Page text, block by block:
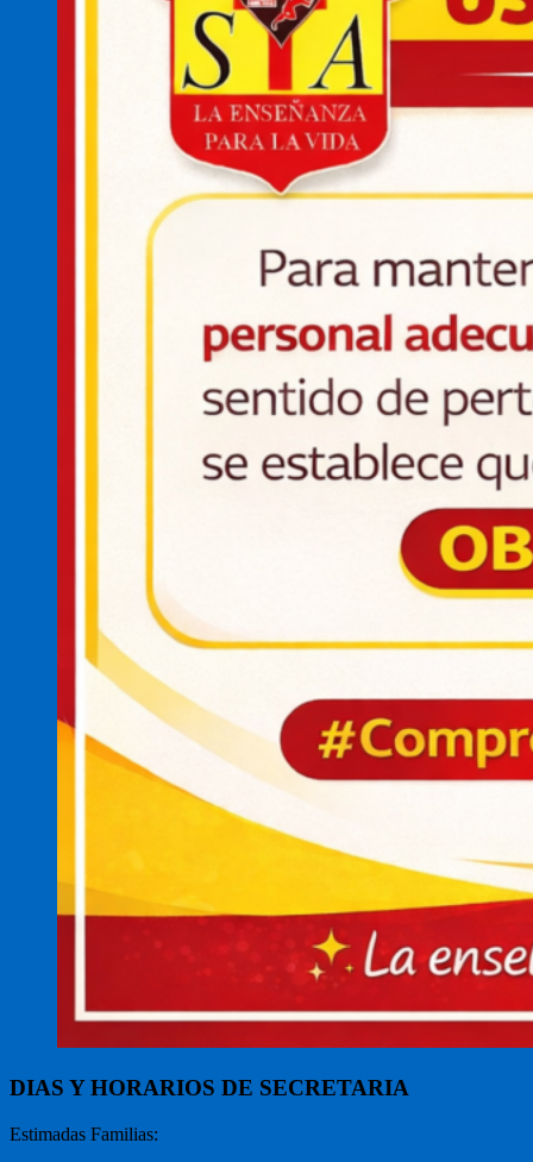
DIAS Y HORARIOS DE SECRETARIA
Estimadas Familias: